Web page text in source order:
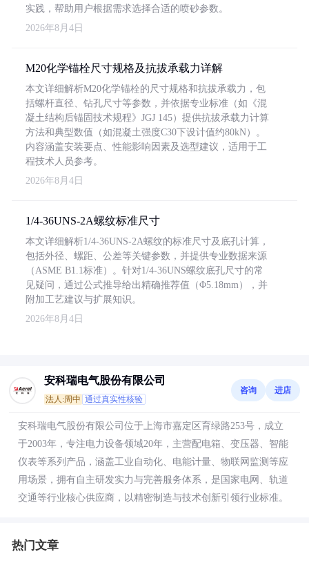
实践，帮助用户根据需求选择合适的喷砂参数。
2026年8月4日
M20化学锚栓尺寸规格及抗拔承载力详解
本文详细解析M20化学锚栓的尺寸规格和抗拔承载力，包
括螺杆直径、钻孔尺寸等参数，并依据专业标准（如《混
凝土结构后锚固技术规程》JGJ 145）提供抗拔承载力计算
方法和典型数值（如混凝土强度C30下设计值约80kN）。
内容涵盖安装要点、性能影响因素及选型建议，适用于工
程技术人员参考。
2026年8月4日
1/4-36UNS-2A螺纹标准尺寸
本文详细解析1/4-36UNS-2A螺纹的标准尺寸及底孔计算，
包括外径、螺距、公差等关键参数，并提供专业数据来源
（ASME B1.1标准）。针对1/4-36UNS螺纹底孔尺寸的常
见疑问，通过公式推导给出精确推荐值（Φ5.18mm），并
附加工艺建议与扩展知识。
2026年8月4日
安科瑞电气股份有限公司
法人:周中 通过真实性核验
咨询 进店
安科瑞电气股份有限公司位于上海市嘉定区育绿路253号，成立
于2003年，专注电力设备领域20年，主营配电箱、变压器、智能
仪表等系列产品，涵盖工业自动化、电能计量、物联网监测等应
用场景，拥有自主研发实力与完善服务体系，是国家电网、轨道
交通等行业核心供应商，以精密制造与技术创新引领行业标准。
热门文章